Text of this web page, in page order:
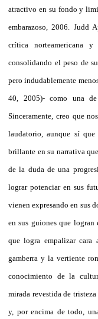
atractivo en su fondo y
embarazoso, 2006. Judd
crítica norteamericana
consolidando el peso de
pero indudablemente
40, 2005)- como una
Sinceramente, creo que
laudatorio, aunque sí
brillante en su narrativa
de la duda de una
lograr potenciar en sus
vienen expresando en sus
en sus guiones que logran
que logra empalizar cara
gamberra y la vertiente
conocimiento de la
mirada revestida de
y, por encima de todo,